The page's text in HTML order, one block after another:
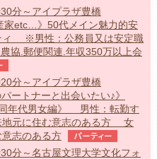
分～アイプラザ豊橋
家etc…》50代メイン魅力的安
ィ ※男性：公務員又は安定職
農協.郵便関連.年収350万以上会
分～アイプラザ豊橋
ートナーと出会いたい♪》
同年代男女編》 男性：転勤す
地元に住む意志のある方 女
志のある方
パーティー
分～名古屋文理大学文化フォ